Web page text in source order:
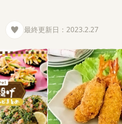
最終更新日： 2023.2.27